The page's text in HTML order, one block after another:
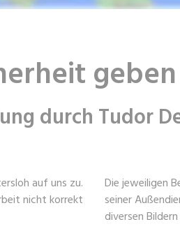
durch Tudor
auf uns zu.
nicht korrekt
Die jeweiligen
seiner
diversen